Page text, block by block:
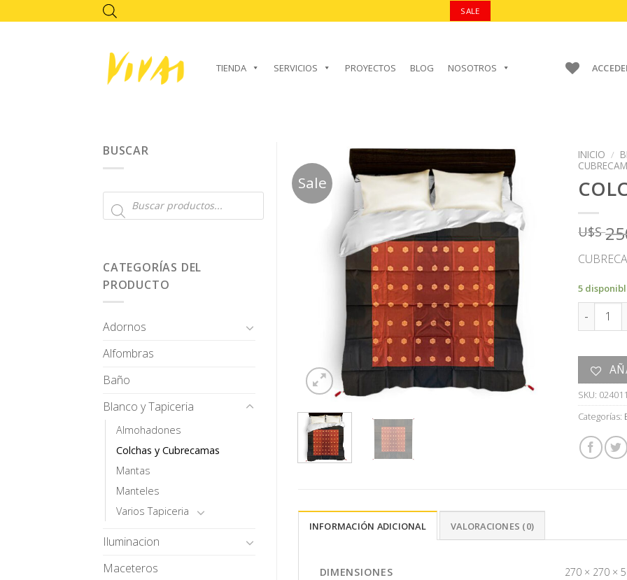
to
SALE
TIENDA SERVICIOS PROYECTOS BLOG NOSOTROS
BUSCAR
Búsqueda
de
CATEGORÍAS DEL
PRODUCTO
Adornos
Alfombras
Baño
Blanco y Tapiceria
Almohadones
Colchas y Cubrecamas
Mantas
Manteles
Varios Tapiceria
Iluminacion
Maceteros
Sale
AÑADIR A
FAVORITOS
INICIO /
U$S
5
COLCHA
SKU:
Categorías:
INFORMACIÓN ADICIONAL VALORACIONES (0)
DIMENSIONES 270 × 270 ×